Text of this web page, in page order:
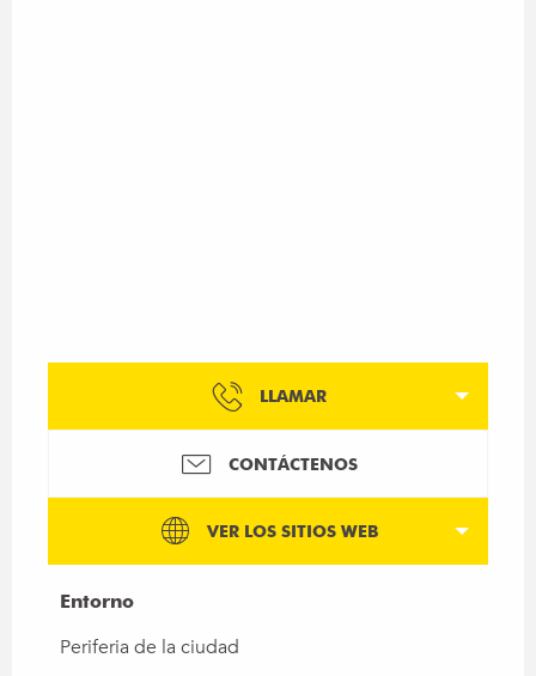
LLAMAR
CONTÁCTENOS
VER LOS SITIOS WEB
Entorno
Entorno
Periferia de la ciudad